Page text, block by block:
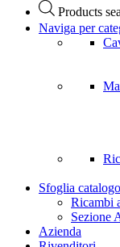
Products
Naviga per
Sfoglia catalogo
Ricambi
Sezione
Azienda